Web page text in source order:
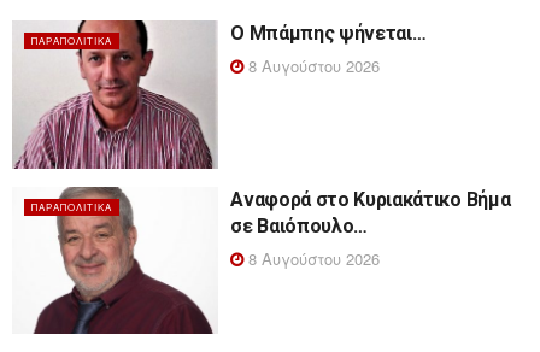
ΠΑΡΑΠΟΛΙΤΙΚΆ
Ο Μπάμπης ψήνεται…
8 Αυγούστου 2026
ΠΑΡΑΠΟΛΙΤΙΚΆ
Αναφορά στο Κυριακάτικο Βήμα
σε Βαιόπουλο…
8 Αυγούστου 2026